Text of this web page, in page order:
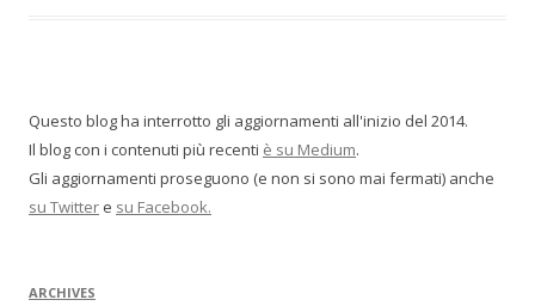
Questo blog ha interrotto gli aggiornamenti all'inizio del 2014.
Il blog con i contenuti più recenti è su Medium.
Gli aggiornamenti proseguono (e non si sono mai fermati) anche
su Twitter e su Facebook.
ARCHIVES